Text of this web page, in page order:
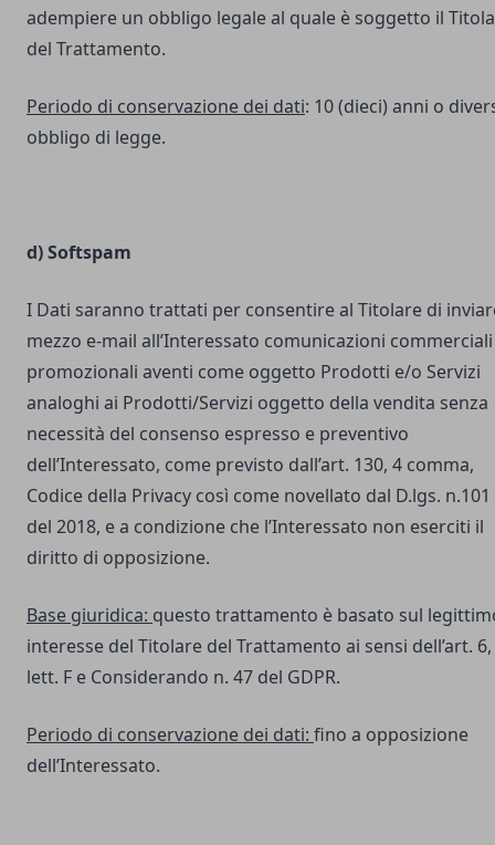
adempiere un obbligo legale al quale è soggetto il
del Trattamento.
Periodo di conservazione dei dati: 10 (dieci) anni o
obbligo di legge.
d) Softspam
I Dati saranno trattati per consentire al Titolare di
mezzo e-mail all’Interessato comunicazioni
promozionali aventi come oggetto Prodotti e/o Servizi
analoghi ai Prodotti/Servizi oggetto della vendita senza
necessità del consenso espresso e preventivo
dell’Interessato, come previsto dall’art. 130, 4 comma,
Codice della Privacy così come novellato dal D.lgs. n.101
del 2018, e a condizione che l’Interessato non eserciti il
diritto di opposizione.
Base giuridica: questo trattamento è basato sul
interesse del Titolare del Trattamento ai sensi dell’art. 6,
lett. F e Considerando n. 47 del GDPR.
Periodo di conservazione dei dati: fino a opposizione
dell’Interessato.